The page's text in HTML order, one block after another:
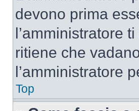
devono prima
l’amministratore
ritiene che
l’amministratore
Top